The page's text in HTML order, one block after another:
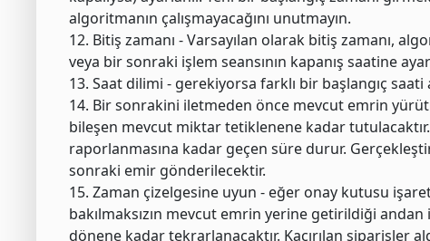
algoritmanın çalışmayacağını unutmayın.
12. Bitiş zamanı - Varsayılan olarak bitiş zamanı,
veya bir sonraki işlem seansının kapanış saatine
13. Saat dilimi - gerekiyorsa farklı bir başlangıç saati
14. Bir sonrakini iletmeden önce mevcut emrin
bileşen mevcut miktar tetiklenene kadar
raporlanmasına kadar geçen süre durur.
sonraki emir gönderilecektir.
15. Zaman çizelgesine uyun - eğer onay kutusu
bakılmaksızın mevcut emrin yerine getirildiği
dönene kadar tekrarlanacaktır. Kaçırılan siparişler